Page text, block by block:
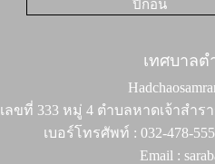
ปีก่อน
เทศบาล
เลขที่ 333 หมู่ 4 ตำบลหาดเจ้าสำร
เบอร์โทรศัพท์ : 032-478-
Email :